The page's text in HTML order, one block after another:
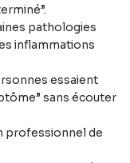
pathologies
inflammations
essaient
sans écouter
professionnel de